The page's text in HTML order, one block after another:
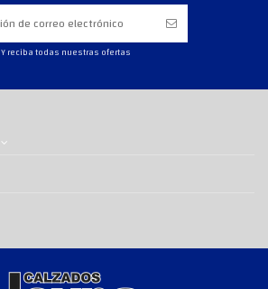
Y reciba todas nuestras ofertas